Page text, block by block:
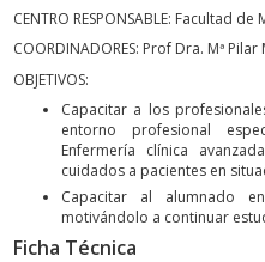
CENTRO RESPONSABLE: Facultad
COORDINADORES: Prof Dra. Mª
OBJETIVOS:
Capacitar a los
entorno profesional
Enfermería clínica
cuidados a pacientes en
Capacitar al alumnado
motivándolo a continuar
Ficha Técnica